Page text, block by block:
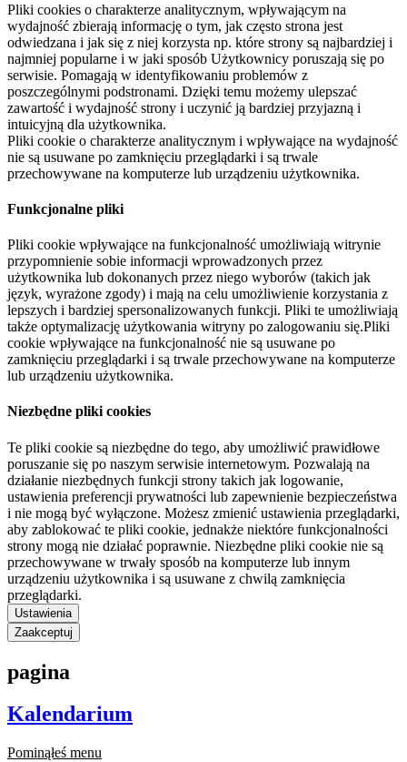
Pliki cookies o charakterze analitycznym, wpływającym na
wydajność zbierają informację o tym, jak często strona jest
odwiedzana i jak się z niej korzysta np. które strony są najbardziej i
najmniej popularne i w jaki sposób Użytkownicy poruszają się po
serwisie. Pomagają w identyfikowaniu problemów z
poszczególnymi podstronami. Dzięki temu możemy ulepszać
zawartość i wydajność strony i uczynić ją bardziej przyjazną i
intuicyjną dla użytkownika.
Pliki cookie o charakterze analitycznym i wpływające na wydajność
nie są usuwane po zamknięciu przeglądarki i są trwale
przechowywane na komputerze lub urządzeniu użytkownika.
Funkcjonalne pliki
Pliki cookie wpływające na funkcjonalność umożliwiają witrynie
przypomnienie sobie informacji wprowadzonych przez
użytkownika lub dokonanych przez niego wyborów (takich jak
język, wyrażone zgody) i mają na celu umożliwienie korzystania z
lepszych i bardziej spersonalizowanych funkcji. Pliki te umożliwiają
także optymalizację użytkowania witryny po zalogowaniu się.Pliki
cookie wpływające na funkcjonalność nie są usuwane po
zamknięciu przeglądarki i są trwale przechowywane na komputerze
lub urządzeniu użytkownika.
Niezbędne pliki cookies
Te pliki cookie są niezbędne do tego, aby umożliwić prawidłowe
poruszanie się po naszym serwisie internetowym. Pozwalają na
działanie niezbędnych funkcji strony takich jak logowanie,
ustawienia preferencji prywatności lub zapewnienie bezpieczeństwa
i nie mogą być wyłączone. Możesz zmienić ustawienia przeglądarki,
aby zablokować te pliki cookie, jednakże niektóre funkcjonalności
strony mogą nie działać poprawnie. Niezbędne pliki cookie nie są
przechowywane w trwały sposób na komputerze lub innym
urządzeniu użytkownika i są usuwane z chwilą zamknięcia
przeglądarki.
Ustawienia
Zaakceptuj
pagina
Kalendarium
Pominąłeś menu